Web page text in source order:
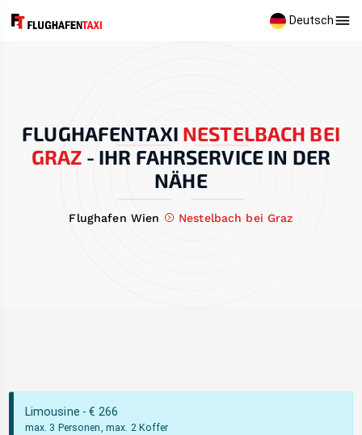
Deutsch
FLUGHAFENTAXI NESTELBACH BEI
GRAZ - IHR FAHRSERVICE IN DER
NÄHE
Flughafen Wien Nestelbach bei Graz
Limousine - € 266
max. 3 Personen, max. 2 Koffer